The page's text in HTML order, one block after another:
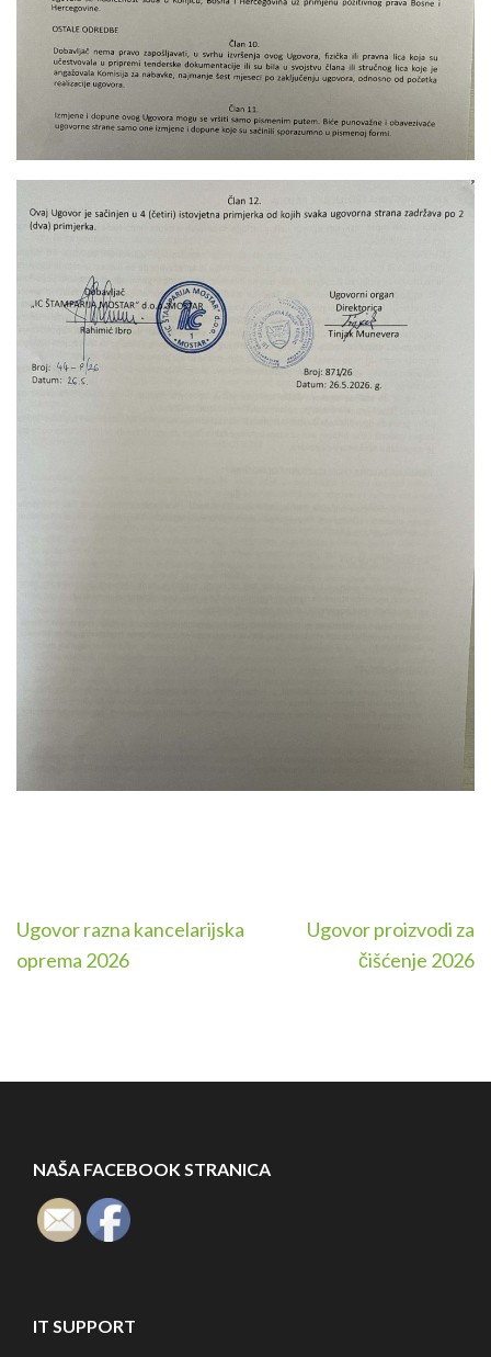
Navigacija
članaka
Ugovor razna kancelarijska
oprema 2026
Ugovor proizvodi za
čišćenje 2026
NAŠA FACEBOOK STRANICA
IT SUPPORT